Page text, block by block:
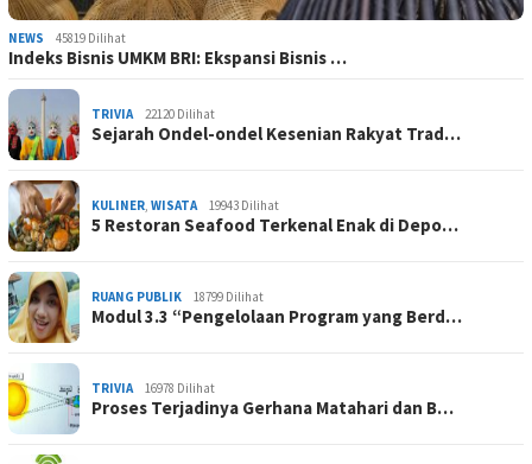
NEWS 45819 Dilihat
Indeks Bisnis UMKM BRI: Ekspansi Bisnis …
TRIVIA 22120 Dilihat
Sejarah Ondel-ondel Kesenian Rakyat Trad…
KULINER, WISATA 19943 Dilihat
5 Restoran Seafood Terkenal Enak di Depo…
RUANG PUBLIK 18799 Dilihat
Modul 3.3 “Pengelolaan Program yang Berd…
TRIVIA 16978 Dilihat
Proses Terjadinya Gerhana Matahari dan B…